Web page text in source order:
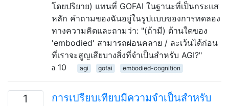
โดยปริยาย) แทนที่ GOFAI ในฐานะที่เป็นกระแส
หลัก คำถามของฉันอยู่ในรูปแบบของการทดลอง
ทางความคิดและถามว่า: "(ถ้ามี) ด้านใดของ
'embodied' สามารถผ่อนคลาย / ละเว้นได้ก่อน
ที่เราจะสูญเสียบางสิ่งที่จำเป็นสำหรับ AGI?"
10
agi gofai embodied-cognition
1
การเปรียบเทียบมีความจำเป็นสำหรับ